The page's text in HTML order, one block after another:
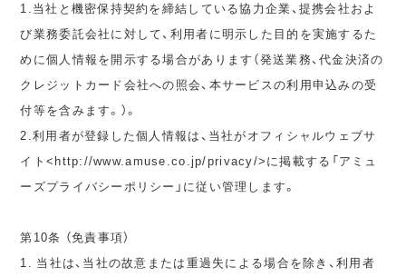
1.当社と機密保持契約を締結している協力企業、提携会社およ
び業務委託会社に対して、利用者に明示した目的を実施するた
めに個人情報を開示する場合があります（発送業務、代金決済の
クレジットカード会社への照会、本サービスの利用申込みの受
付等を含みます。）。
2.利用者が登録した個人情報は、当社がオフィシャルウェブサ
イト<http://www.amuse.co.jp/privacy/>に掲載する「アミュ
ーズプライバシーポリシー」に従い管理します。
第10条 （免責事項）
1. 当社は、当社の故意または重過失による場合を除き、利用者